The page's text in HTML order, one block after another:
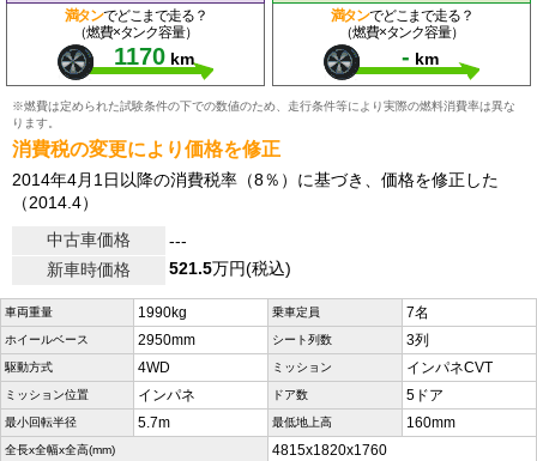
満タンでどこまで走る？
（燃費×タンク容量）
1170 km
満タンでどこまで走る？
（燃費×タンク容量）
- km
※燃費は定められた試験条件の下での数値のため、走行条件等により実際の燃料消費率は異な
ります。
消費税の変更により価格を修正
2014年4月1日以降の消費税率（8％）に基づき、価格を修正した
（2014.4）
中古車価格
---
新車時価格
521.5万円(税込)
車両重量 1990kg 乗車定員 7名
ホイールベース 2950mm シート列数 3列
駆動方式 4WD ミッション インパネCVT
ミッション位置 インパネ ドア数 5ドア
最小回転半径 5.7m 最低地上高 160mm
全長x全幅x全高(mm) 4815x1820x1760